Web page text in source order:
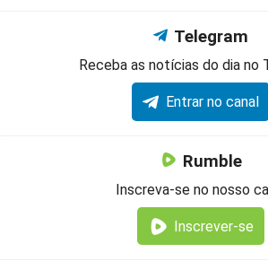
Telegram
Receba as notícias do dia no
Entrar no canal
Rumble
Inscreva-se no nosso
Inscrever-se